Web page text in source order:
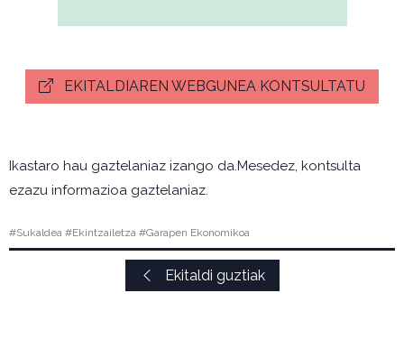
EKITALDIAREN WEBGUNEA KONTSULTATU
Ikastaro hau gaztelaniaz izango da.Mesedez, kontsulta
ezazu informazioa gaztelaniaz.
#Sukaldea #Ekintzailetza #Garapen Ekonomikoa
Ekitaldi guztiak